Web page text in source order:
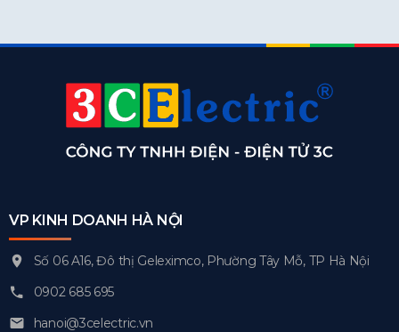
VP KINH DOANH HÀ NỘI
Số 06 A16, Đô thị Geleximco, Phường Tây Mỗ, TP Hà Nội
0902 685 695
hanoi@3celectric.vn